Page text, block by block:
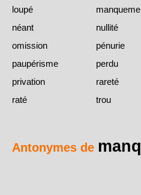
loupé
néant
nullité
omission
pénurie
paupérisme
perdu
privation
rareté
raté
trou
Antonymes de